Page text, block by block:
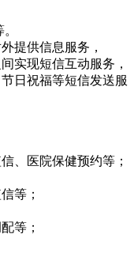
提供信息服务，
实现短信互动服务，
日祝福等短信发送服
、医院保健预约等；
等；
等；